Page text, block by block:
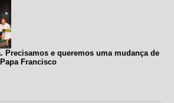
Precisamos e queremos uma mudança de
Francisco